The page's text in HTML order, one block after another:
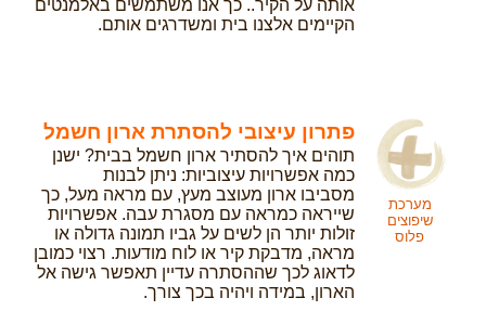
אותה על הקיר.. כך אנו משתמשים באלמנטים
הקיימים אלצנו בית ומשדרגים אותם.
מערכת
שיפוצים
פלוס
פתרון עיצובי להסתרת ארון חשמל
תוהים איך להסתיר ארון חשמל בבית? ישנן
כמה אפשרויות עיצוביות: ניתן לבנות
מסביבו ארון מעוצב מעץ, עם מראה מעל, כך
שייראה כמראה עם מסגרת עבה. אפשרויות
זולות יותר הן לשים על גביו תמונה גדולה או
מראה, מדבקת קיר או לוח מודעות. רצוי כמובן
לדאוג לכך שההסתרה עדיין תאפשר גישה אל
הארון, במידה ויהיה בכך צורך.